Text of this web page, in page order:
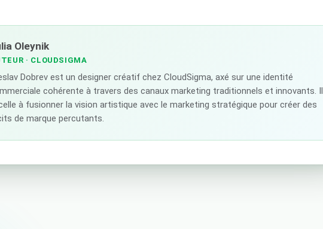
Oleynik
· CLOUDSIGMA
Dobrev est un designer créatif chez CloudSigma, axé sur une identité
cohérente à travers des canaux marketing traditionnels et innovants. Il
à fusionner la vision artistique avec le marketing stratégique pour créer des
de marque percutants.